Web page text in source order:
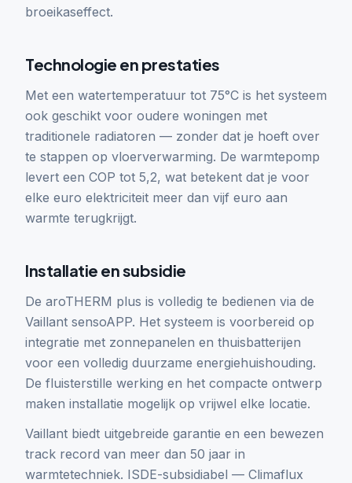
broeikaseffect.
Technologie en prestaties
Met een watertemperatuur tot 75°C is het systeem
ook geschikt voor oudere woningen met
traditionele radiatoren — zonder dat je hoeft over
te stappen op vloerverwarming. De warmtepomp
levert een COP tot 5,2, wat betekent dat je voor
elke euro elektriciteit meer dan vijf euro aan
warmte terugkrijgt.
Installatie en subsidie
De aroTHERM plus is volledig te bedienen via de
Vaillant sensoAPP. Het systeem is voorbereid op
integratie met zonnepanelen en thuisbatterijen
voor een volledig duurzame energiehuishouding.
De fluisterstille werking en het compacte ontwerp
maken installatie mogelijk op vrijwel elke locatie.
Vaillant biedt uitgebreide garantie en een bewezen
track record van meer dan 50 jaar in
warmtetechniek. ISDE-subsidiabel — Climaflux